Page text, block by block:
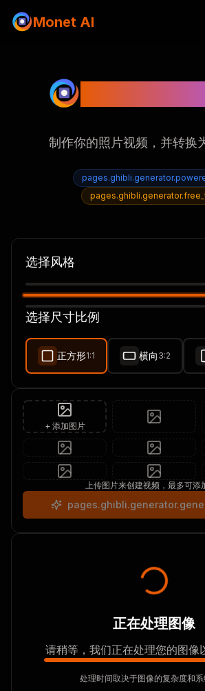
Monet AI
制作你的照片视频，并转换
选择风格
Ghibli
Caricature1
选择尺寸比例
正方形1:1 横向 3:2
+ 添加图片
上传图片来创建视频，最多可添
正在处理图像
请稍等，我们正在处理您的图像
处理时间取决于图像的复杂度和